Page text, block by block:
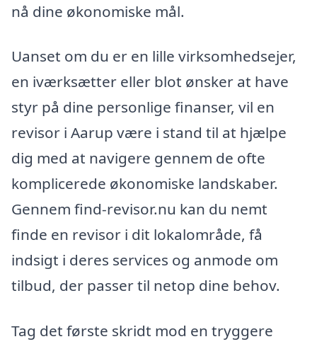
nå dine økonomiske mål.
Uanset om du er en lille virksomhedsejer,
en iværksætter eller blot ønsker at have
styr på dine personlige finanser, vil en
revisor i Aarup være i stand til at hjælpe
dig med at navigere gennem de ofte
komplicerede økonomiske landskaber.
Gennem find-revisor.nu kan du nemt
finde en revisor i dit lokalområde, få
indsigt i deres services og anmode om
tilbud, der passer til netop dine behov.
Tag det første skridt mod en tryggere